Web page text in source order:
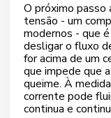
O próximo
tensão - um
modernos - que
desligar o fluxo
for acima de um
que impede que
queime. À
corrente pode
continua e